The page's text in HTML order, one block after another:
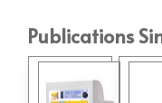
Publications